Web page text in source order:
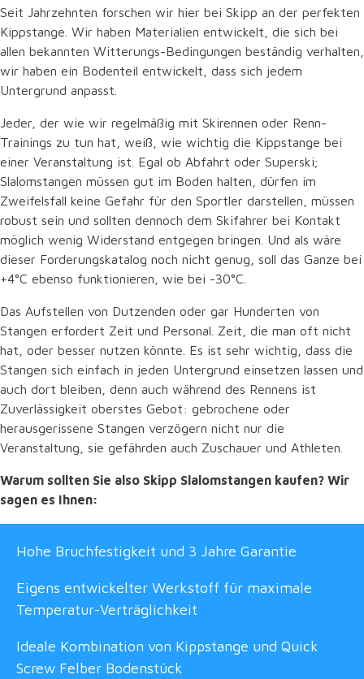
Seit Jahrzehnten forschen wir hier bei Skipp an der perfekten
Kippstange. Wir haben Materialien entwickelt, die sich bei
allen bekannten Witterungs-Bedingungen beständig verhalten,
wir haben ein Bodenteil entwickelt, dass sich jedem
Untergrund anpasst.
Jeder, der wie wir regelmäßig mit Skirennen oder Renn-
Trainings zu tun hat, weiß, wie wichtig die Kippstange bei
einer Veranstaltung ist. Egal ob Abfahrt oder Superski;
Slalomstangen müssen gut im Boden halten, dürfen im
Zweifelsfall keine Gefahr für den Sportler darstellen, müssen
robust sein und sollten dennoch dem Skifahrer bei Kontakt
möglich wenig Widerstand entgegen bringen. Und als wäre
dieser Forderungskatalog noch nicht genug, soll das Ganze bei
+4°C ebenso funktionieren, wie bei -30°C.
Das Aufstellen von Dutzenden oder gar Hunderten von
Stangen erfordert Zeit und Personal. Zeit, die man oft nicht
hat, oder besser nutzen könnte. Es ist sehr wichtig, dass die
Stangen sich einfach in jeden Untergrund einsetzen lassen und
auch dort bleiben, denn auch während des Rennens ist
Zuverlässigkeit oberstes Gebot: gebrochene oder
herausgerissene Stangen verzögern nicht nur die
Veranstaltung, sie gefährden auch Zuschauer und Athleten.
Warum sollten Sie also Skipp Slalomstangen kaufen? Wir
sagen es Ihnen:
Hohe Bruchfestigkeit und 3 Jahre Garantie
Eigens entwickelter Werkstoff für maximale
Temperatur-Verträglichkeit
Ideale Kombination von Kippstange und Quick
Screw Felber Bodenstück